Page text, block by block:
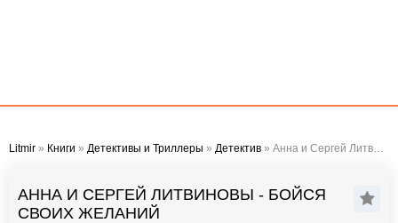
Litmir » Книги » Детективы и Триллеры » Детектив » Анна и Сергей Литвиновы - Бойся своих желаний
АННА И СЕРГЕЙ ЛИТВИНОВЫ - БОЙСЯ
СВОИХ ЖЕЛАНИЙ